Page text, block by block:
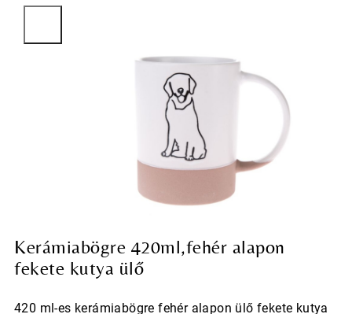
Kerámiabögre 420ml,fehér alapon
fekete kutya ülő
420 ml-es kerámiabögre fehér alapon ülő fekete kutya